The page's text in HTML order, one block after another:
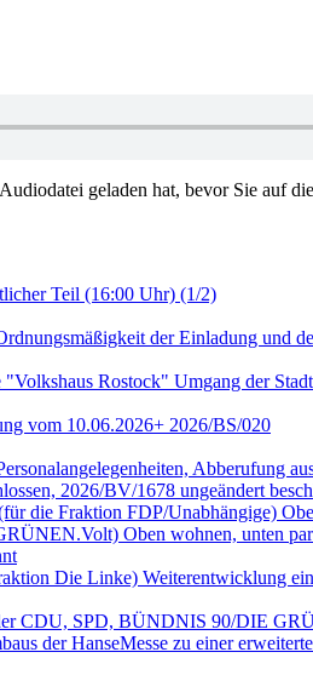
geladen hat, bevor Sie auf
Teil (16:00 Uhr) (1/2)
der Einladung und
Rostock" Umgang der
vom 10.06.2026+ 2026/BS/020
Abberufung
2026/BV/1678 ungeändert
die Fraktion FDP/Unabhängige)
Oben wohnen, unten
Die Linke) Weiterentwicklung
CDU, SPD, BÜNDNIS 90/DIE
der HanseMesse zu einer